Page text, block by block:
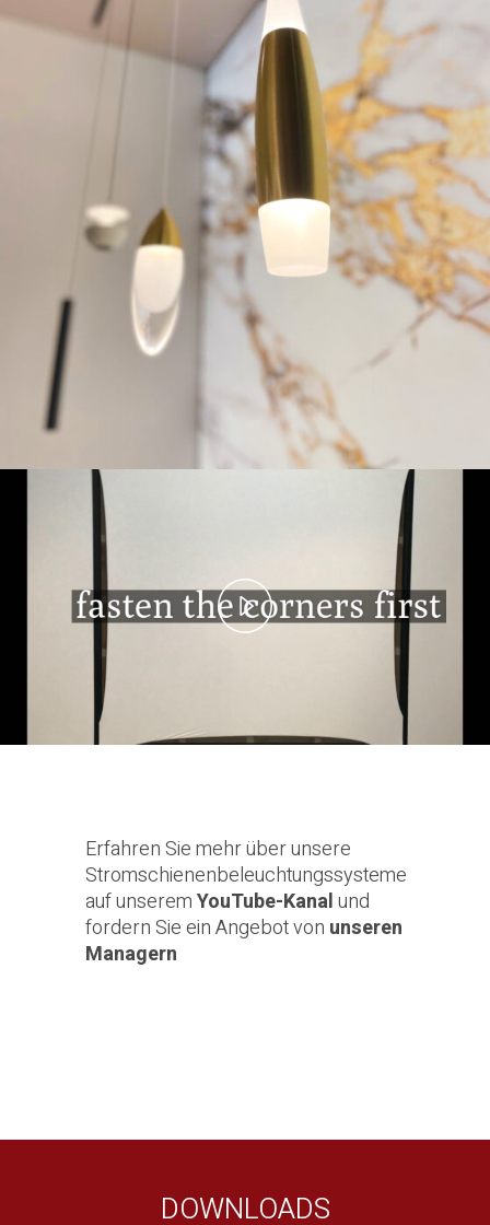
Play
Erfahren Sie mehr über unsere
Stromschienenbeleuchtungssysteme
auf unseremYouTube-Kanalund
fordern Sie ein Angebot von unseren
Managern
DOWNLOADS